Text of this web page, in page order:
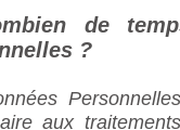
de
?
aux